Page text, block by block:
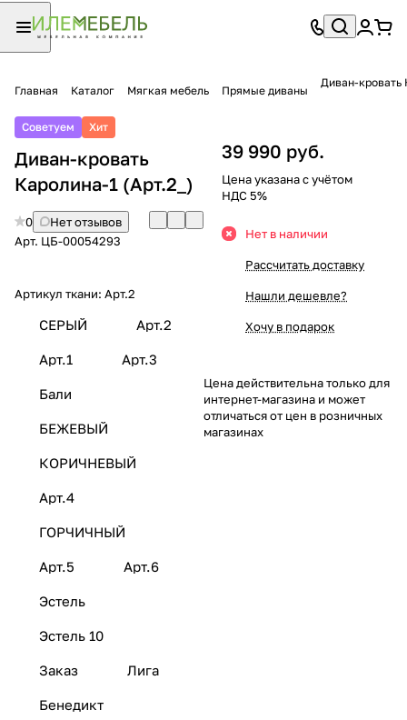
Главная Каталог Мягкая мебель Прямые диваны
Диван-кровать
Советуем Хит
Диван-кровать
Каролина-1 (Арт.2_)
0
Нет отзывов
Арт. ЦБ-00054293
Артикул ткани: Арт.2
СЕРЫЙ Арт.2
Арт.1 Арт.3
Бали
БЕЖЕВЫЙ
КОРИЧНЕВЫЙ
Арт.4
ГОРЧИЧНЫЙ
Арт.5 Арт.6
Эстель
Эстель 10
Заказ Лига
Бенедикт
39 990 руб.
Цена указана с учётом
НДС 5%
Нет в наличии
Рассчитать доставку
Нашли дешевле?
Хочу в подарок
Цена действительна только для
интернет-магазина и может
отличаться от цен в розничных
магазинах